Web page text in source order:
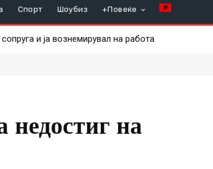
Спорт Шоубиз +Повеќе
и ја вознемирувал на работа
„хамачи“ и „бмв“
недостиг на